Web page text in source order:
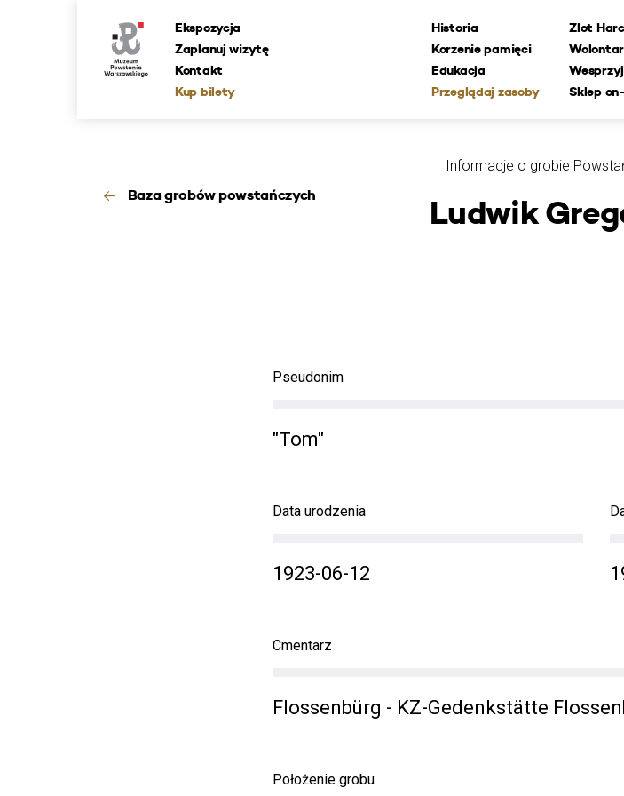
Ekspozycja
Zaplanuj wizytę
Kontakt
Kup bilety
Historia
Korzenie pamięci
Edukacja
Przeglądaj zasoby
Zlot
Sklep
Baza grobów powstańczych
Informacje o grobie
Ludwik
Pseudonim
"Tom"
Data urodzenia
1923-06-12
Cmentarz
Flossenbürg - KZ-Gedenkstätte
Położenie grobu